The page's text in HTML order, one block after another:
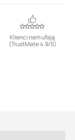
Klienci nam ufają
(TrustMate 4.9/5)